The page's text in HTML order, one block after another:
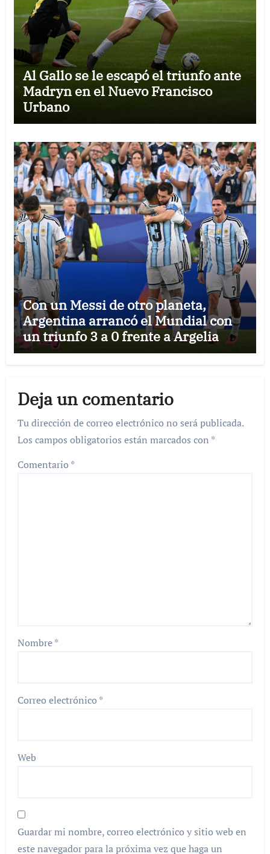
Al Gallo se le escapó el triunfo ante
Madryn en el Nuevo Francisco
Urbano
Con un Messi de otro planeta,
Argentina arrancó el Mundial con
un triunfo 3 a 0 frente a Argelia
Deja un comentario
Tu dirección de correo electrónico no será publicada.
Los campos obligatorios están marcados con *
Comentario *
Nombre*
Correo electrónico *
Web
Guardar mi nombre, correo electrónico y sitio web en
este navegador para la próxima vez que haga un